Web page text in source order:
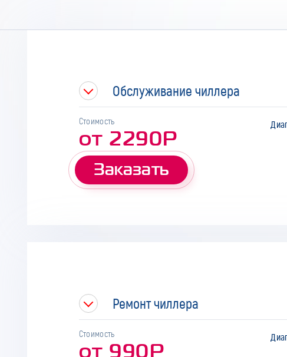
Обслуживание чиллера
Стоимость
от 2290Р
Заказать
Ремонт чиллера
Стоимость
от 990Р